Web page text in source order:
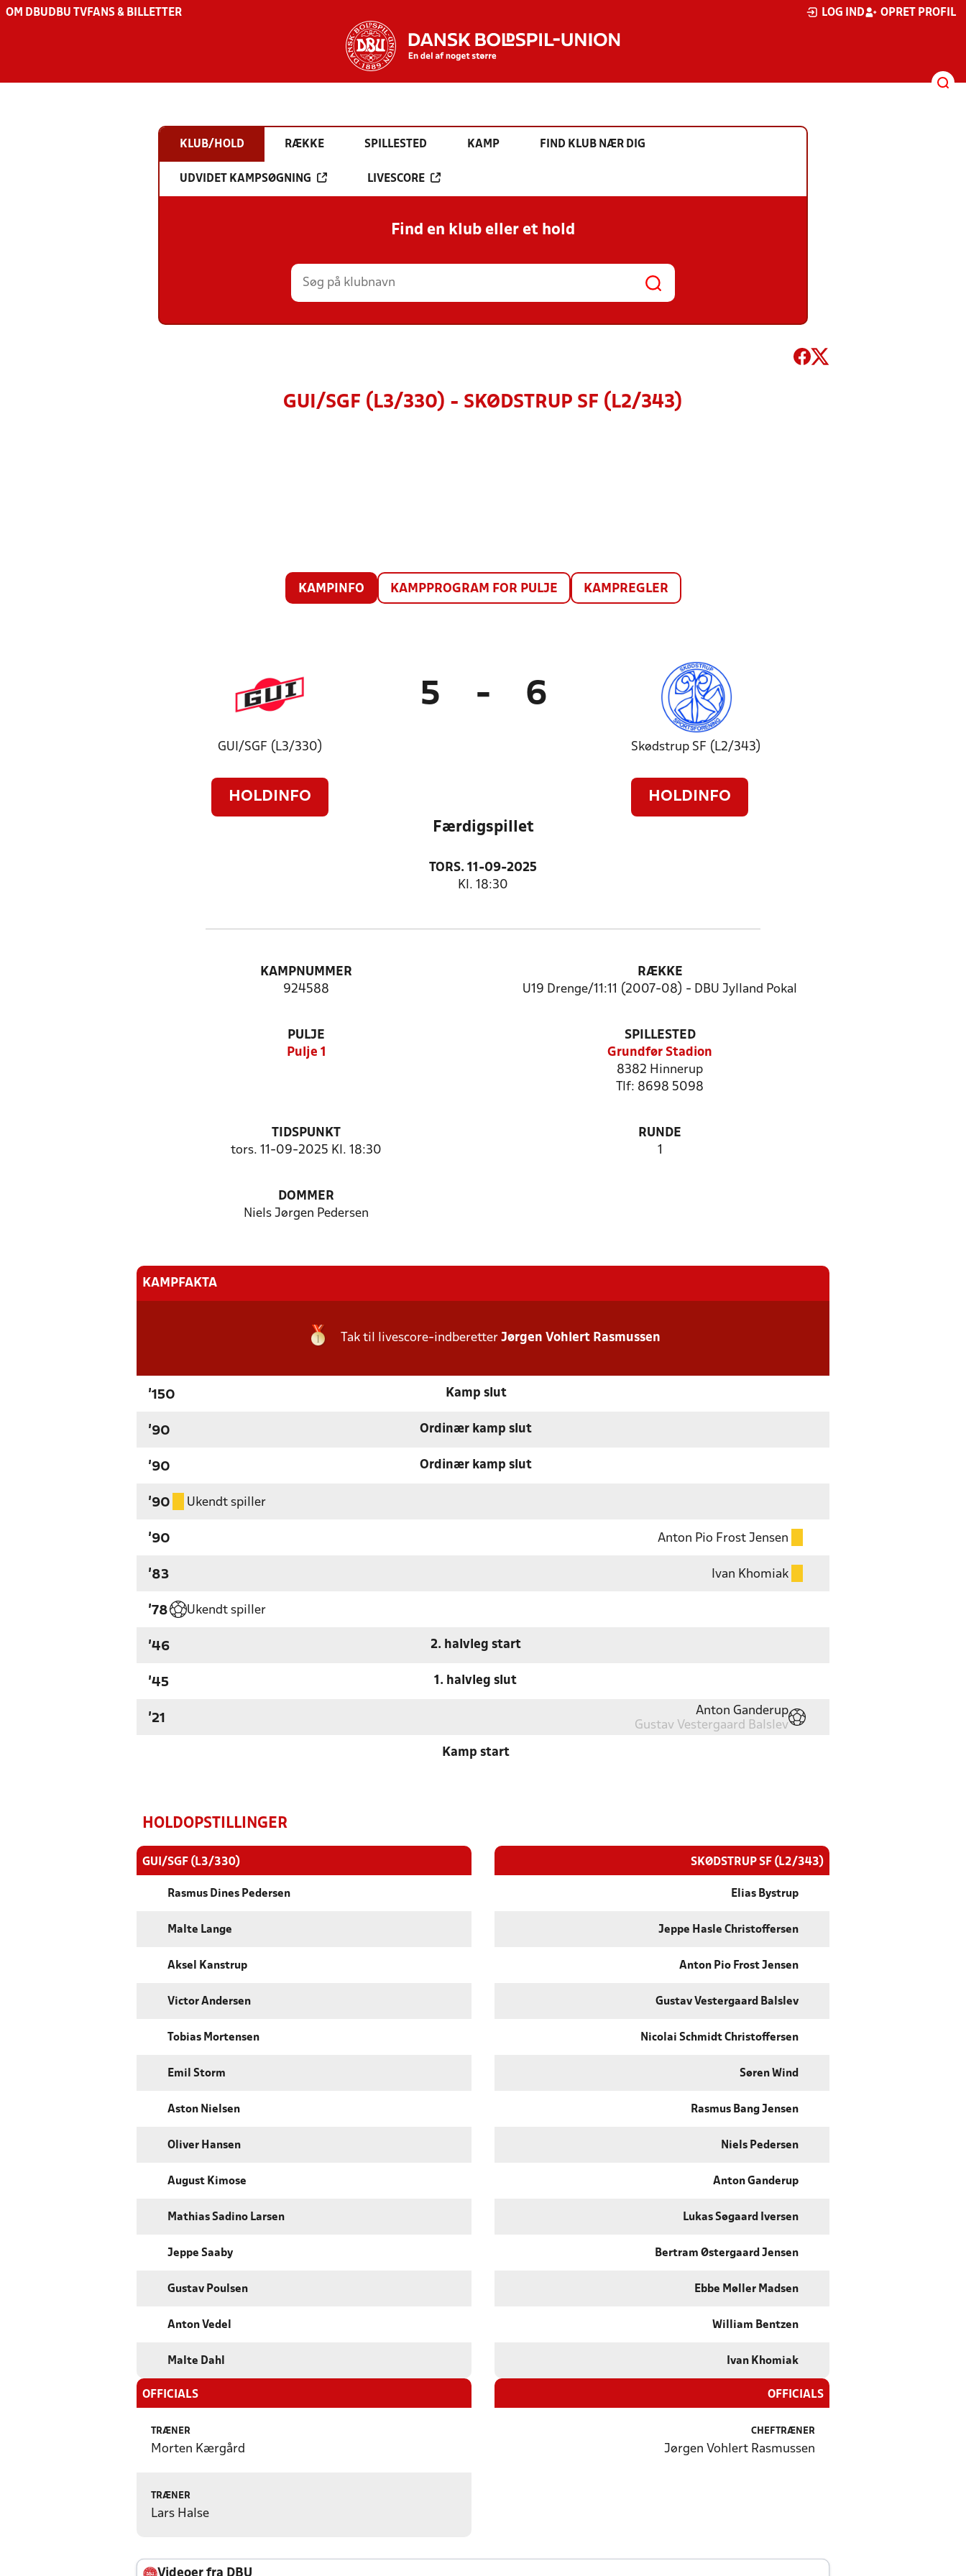
OM DBU DBU TV FANS & BILLETTER LOG IND OPRET PROFIL
KLUB/HOLD RÆKKE SPILLESTED KAMP FIND KLUB NÆR DIG
UDVIDET KAMPSØGNING LIVESCORE
Find en klub eller et hold
GUI/SGF (L3/330) - SKØDSTRUP SF (L2/343)
KAMPINFO KAMPPROGRAM FOR PULJE KAMPREGLER
GUI/SGF (L3/330)
HOLDINFO
5 - 6
Skødstrup SF (L2/343)
HOLDINFO
Færdigspillet
TORS. 11-09-2025
Kl. 18:30
KAMPNUMMER
924588
RÆKKE
U19 Drenge/11:11 (2007-08) - DBU Jylland Pokal
PULJE
Pulje 1
SPILLESTED
Grundfør Stadion
8382 Hinnerup
Tlf: 8698 5098
TIDSPUNKT
tors. 11-09-2025 Kl. 18:30
RUNDE
1
DOMMER
Niels Jørgen Pedersen
KAMPFAKTA
Tak til livescore-indberetter Jørgen Vohlert Rasmussen
'150 Kamp slut
'90 Ordinær kamp slut
'90 Ordinær kamp slut
'90 Ukendt spiller
'90 Anton Pio Frost Jensen
'83 Ivan Khomiak
'78 Ukendt spiller
'46 2. halvleg start
'45 1. halvleg slut
'21
Anton Ganderup
Gustav Vestergaard Balslev
Kamp start
HOLDOPSTILLINGER
GUI/SGF (L3/330)
Rasmus Dines Pedersen
Malte Lange
Aksel Kanstrup
Victor Andersen
Tobias Mortensen
Emil Storm
Aston Nielsen
Oliver Hansen
August Kimose
Mathias Sadino Larsen
Jeppe Saaby
Gustav Poulsen
Anton Vedel
Malte Dahl
OFFICIALS
TRÆNER
Morten Kærgård
TRÆNER
Lars Halse
SKØDSTRUP SF (L2/343)
Elias Bystrup
Jeppe Hasle Christoffersen
Anton Pio Frost Jensen
Gustav Vestergaard Balslev
Nicolai Schmidt Christoffersen
Søren Wind
Rasmus Bang Jensen
Niels Pedersen
Anton Ganderup
Lukas Søgaard Iversen
Bertram Østergaard Jensen
Ebbe Møller Madsen
William Bentzen
Ivan Khomiak
OFFICIALS
CHEFTRÆNER
Jørgen Vohlert Rasmussen